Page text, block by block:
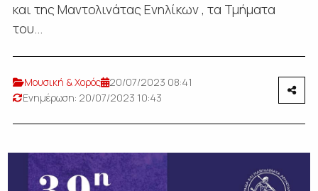
και της Μαντολινάτας Ενηλίκων , τα Τμήματα
του...
Μουσική & Χορός
20/07/2023 08:41
Ενημέρωση: 20/07/2023 10:43